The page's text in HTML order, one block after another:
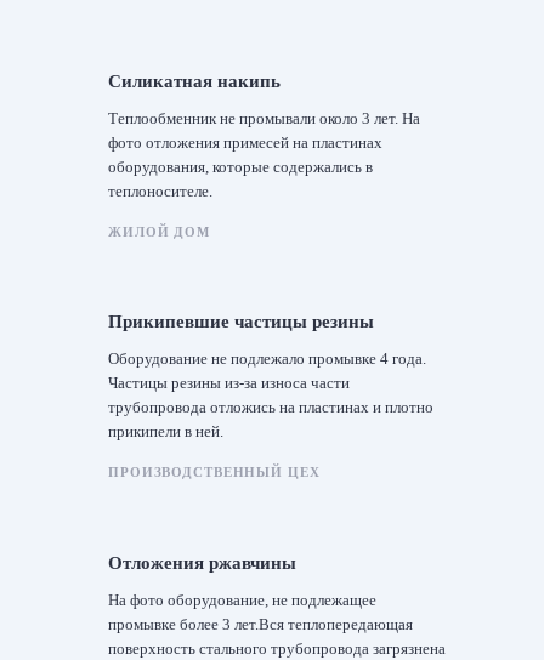
Силикатная накипь
Теплообменник не промывали около 3 лет. На
фото отложения примесей на пластинах
оборудования, которые содержались в
теплоносителе.
ЖИЛОЙ ДОМ
Прикипевшие частицы резины
Оборудование не подлежало промывке 4 года.
Частицы резины из-за износа части
трубопровода отложись на пластинах и плотно
прикипели в ней.
ПРОИЗВОДСТВЕННЫЙ ЦЕХ
Отложения ржавчины
На фото оборудование, не подлежащее
промывке более 3 лет.Вся теплопередающая
поверхность стального трубопровода загрязнена